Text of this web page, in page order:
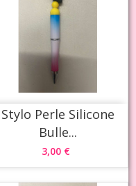
Stylo Perle Silicone
Bulle...
3,00 €